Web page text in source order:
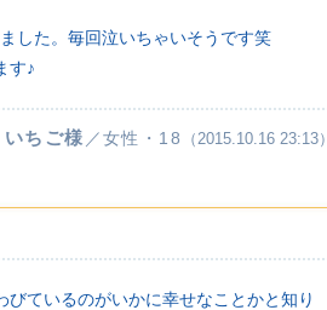
した。毎回泣いちゃいそうです笑
す♪
いちご様 ／女性・18 （2015.10.16 23:13）
ているのがいかに幸せなことかと知り